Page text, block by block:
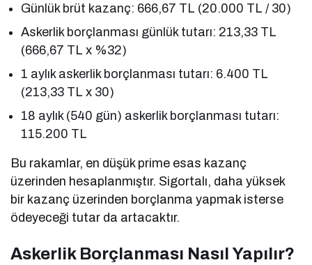
Günlük brüt kazanç: 666,67 TL (20.000 TL / 30)
Askerlik borçlanması günlük tutarı: 213,33 TL
(666,67 TL x %32)
1 aylık askerlik borçlanması tutarı: 6.400 TL
(213,33 TL x 30)
18 aylık (540 gün) askerlik borçlanması tutarı:
115.200 TL
Bu rakamlar, en düşük prime esas kazanç
üzerinden hesaplanmıştır. Sigortalı, daha yüksek
bir kazanç üzerinden borçlanma yapmak isterse
ödeyeceği tutar da artacaktır.
Askerlik Borçlanması Nasıl Yapılır?